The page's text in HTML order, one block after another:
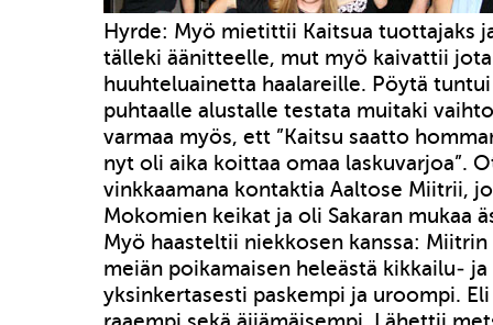
Hyrde: Myö mietittii Kaitsua tuottajaks
tälleki äänitteelle, mut myö kaivattii
huuhteluainetta haalareille. Pöytä
puhtaalle alustalle testata muitaki
varmaa myös, ett ”Kaitsu saatto
nyt oli aika koittaa omaa laskuvarjoa”.
vinkkaamana kontaktia Aaltose Miitrii,
Mokomien keikat ja oli Sakaran mukaa
Myö haasteltii niekkosen kanssa:
meiän poikamaisen heleästä kikkailu-
yksinkertasesti paskempi ja uroompi.